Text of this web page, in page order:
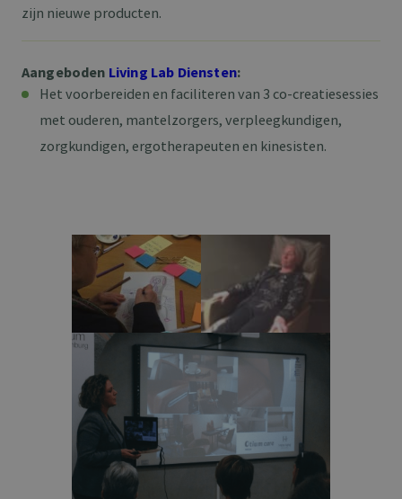
zijn nieuwe producten.
Aangeboden Living Lab Diensten:
Het voorbereiden en faciliteren van 3 co-creatiesessies
met ouderen, mantelzorgers, verpleegkundigen,
zorgkundigen, ergotherapeuten en kinesisten.